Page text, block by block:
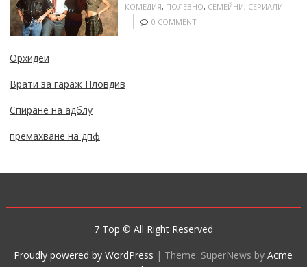
КОМЕДИЯ, ПОЛЕЗНО, СЕМЕЙНИ, СЕРИАЛИ
0 COMMENT
Орхидеи
Врати за гараж Пловдив
Спиране на адблу
премахване на дпф
7 Top © All Right Reserved
Proudly powered by WordPress | Theme: SuperNews byAcme